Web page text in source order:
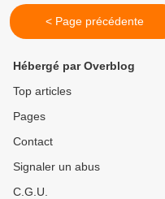
< Page précédente
Hébergé par Overblog
Top articles
Pages
Contact
Signaler un abus
C.G.U.